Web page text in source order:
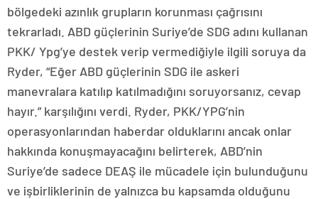
bölgedeki azınlık grupların korunması çağrısını
tekrarladı. ABD güçlerinin Suriye’de SDG adını kullanan
PKK/ Ypg’ye destek verip vermediğiyle ilgili soruya da
Ryder, “Eğer ABD güçlerinin SDG ile askeri
manevralara katılıp katılmadığını soruyorsanız, cevap
hayır.” karşılığını verdi. Ryder, PKK/YPG’nin
operasyonlarından haberdar olduklarını ancak onlar
hakkında konuşmayacağını belirterek, ABD’nin
Suriye’de sadece DEAŞ ile mücadele için bulunduğunu
ve işbirliklerinin de yalnızca bu kapsamda olduğunu